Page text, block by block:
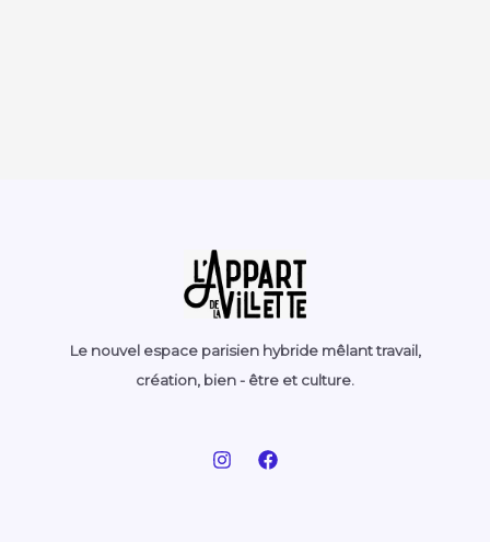
Le nouvel espace parisien hybride mêlant travail,
création, bien - être et culture.